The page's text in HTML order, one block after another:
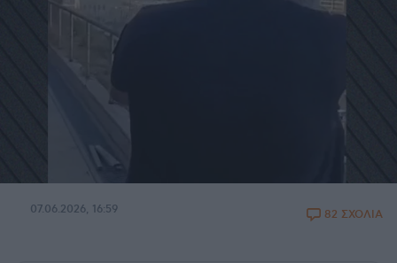
07.06.2026, 16:59 82 ΣΧΟΛΙΑ